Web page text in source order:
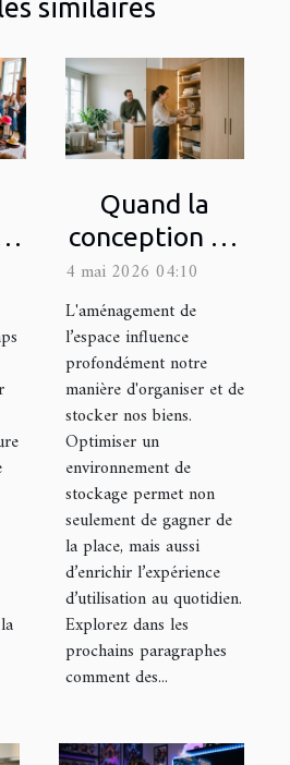
similaires
Quand la
conception de
l’espace
bouleverse
l’expérience
de stockage
4 mai 2026 04:10
L'aménagement de
l’espace influence
profondément notre
manière d'organiser et de
stocker nos biens.
Optimiser un
environnement de
stockage permet non
seulement de gagner de
la place, mais aussi
d’enrichir l’expérience
d’utilisation au quotidien.
Explorez dans les
prochains paragraphes
comment des...